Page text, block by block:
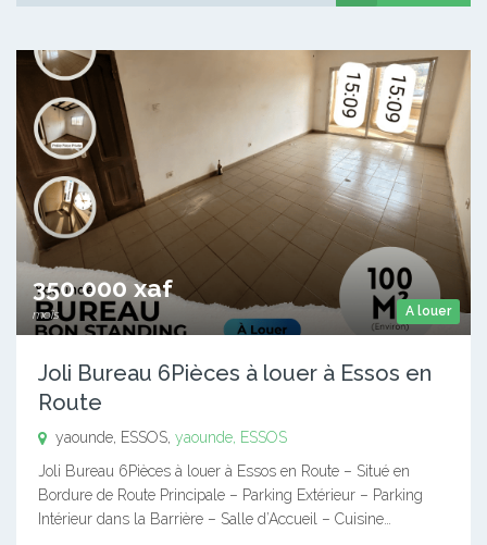
A louer
350 000 xaf
mois
Joli Bureau 6Pièces à louer à Essos en
Route
yaounde, ESSOS, yaounde, ESSOS
Joli Bureau 6Pièces à louer à Essos en Route – Situé en
Bordure de Route Principale – Parking Extérieur – Parking
Intérieur dans la Barrière – Salle d’Accueil – Cuisine…